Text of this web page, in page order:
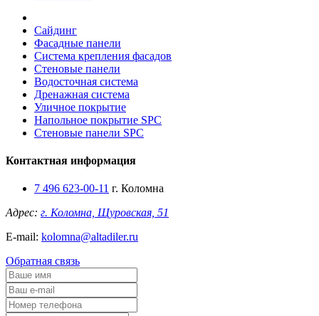
Сайдинг
Фасадные панели
Система крепления фасадов
Стеновые панели
Водосточная система
Дренажная система
Уличное покрытие
Напольное покрытие SPC
Стеновые панели SPC
Контактная информация
7 496 623-00-11 г. Коломна
Адрес: г. Коломна, Щуровская, 51
E-mail: kolomna@altadiler.ru
Обратная связь